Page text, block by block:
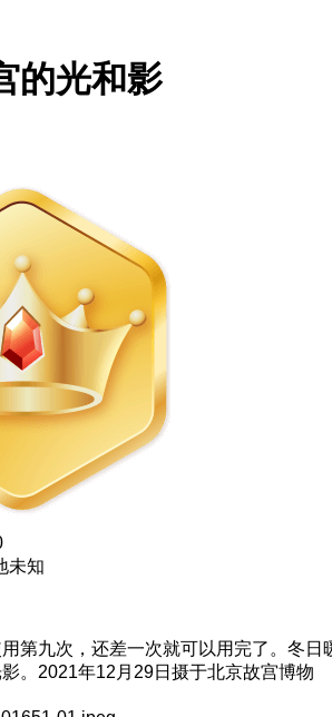
的光和影
未知
第九次，还差一次就可以用完了。冬日
。2021年12月29日摄于北京故宫博物